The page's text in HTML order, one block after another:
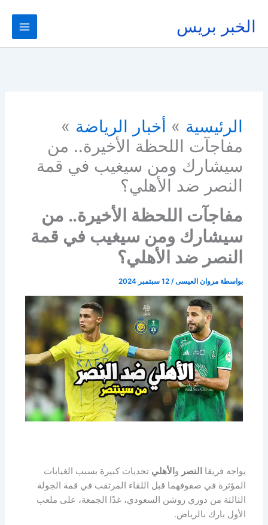
المحتوى
الخبر بريس
الرئيسية
أخبار الرياضة
مفاجآت اللحظة الأخيرة.. من
سيشارك ومن سيغيب في قمة
النصر ضد الأهلي؟
مفاجآت اللحظة الأخيرة.. من
سيشارك ومن سيغيب في قمة
النصر ضد الأهلي؟
بواسطة مروان العيسى/12 سبتمبر 2024
يواجه فريقا النصر و الأهلي تحديات كبيرة بسبب الغيابات
المؤثرة في صفوفهما قبل اللقاء المرتقب في قمة الجولة
الثالثة من دوري روشن السعودي، غدًا الجمعة، على ملعب
الأول بارك بالرياض.